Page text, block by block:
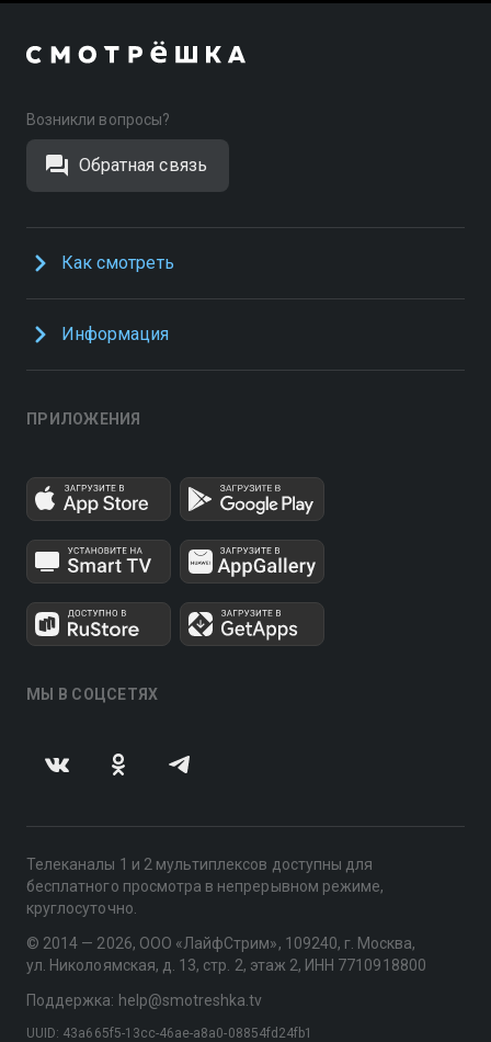
Возникли вопросы?
Обратная связь
Как смотреть
Информация
ПРИЛОЖЕНИЯ
МЫ В СОЦСЕТЯХ
Телеканалы 1 и 2 мультиплексов доступны для
бесплатного просмотра в непрерывном режиме,
круглосуточно.
© 2014 — 2026, ООО «ЛайфСтрим», 109240, г. Москва,
ул. Николоямская, д. 13, стр. 2, этаж 2, ИНН 7710918800
Поддержка: help@smotreshka.tv
UUID: 43a665f5-13cc-46ae-a8a0-08854fd24fb1